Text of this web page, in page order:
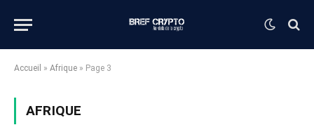
Accueil » Afrique » Page 3
AFRIQUE